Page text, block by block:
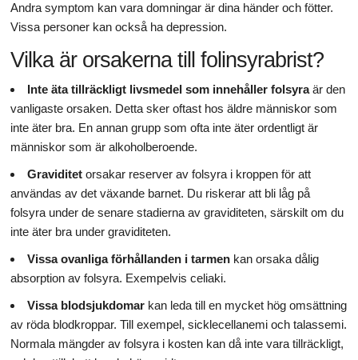
Andra symptom kan vara domningar är dina händer och fötter.
Vissa personer kan också ha depression.
Vilka är orsakerna till folinsyrabrist?
Inte äta tillräckligt livsmedel som innehåller folsyraär den
vanligaste orsaken. Detta sker oftast hos äldre människor som
inte äter bra. En annan grupp som ofta inte äter ordentligt är
människor som är alkoholberoende.
Graviditet orsakar reserver av folsyra i kroppen för att
användas av det växande barnet. Du riskerar att bli låg på
folsyra under de senare stadierna av graviditeten, särskilt om du
inte äter bra under graviditeten.
Vissa ovanliga förhållanden i tarmen kan orsaka dålig
absorption av folsyra. Exempelvis celiaki.
Vissa blodsjukdomar kan leda till en mycket hög omsättning
av röda blodkroppar. Till exempel, sicklecellanemi och talassemi.
Normala mängder av folsyra i kosten kan då inte vara tillräckligt,